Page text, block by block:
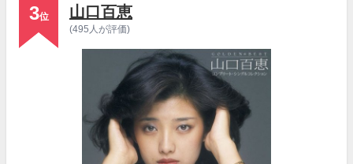
3位 山口百恵
(495人が評価)